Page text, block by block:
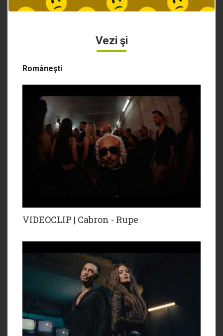
Vezi şi
Româneşti
VIDEOCLIP | Cabron - Rupe